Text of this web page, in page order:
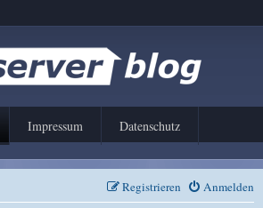
Impressum Datenschutz
Anmelden
Registrieren